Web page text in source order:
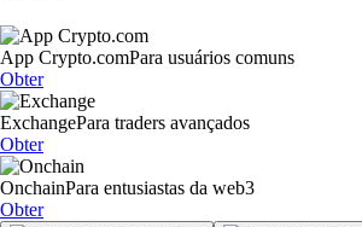
App Crypto.comPara usuários comuns
Obter
ExchangePara traders avançados
Obter
OnchainPara entusiastas da web3
Obter